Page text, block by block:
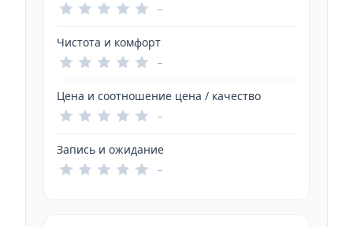
–
Чистота и комфорт
–
Цена и соотношение цена / качество
–
Запись и ожидание
–